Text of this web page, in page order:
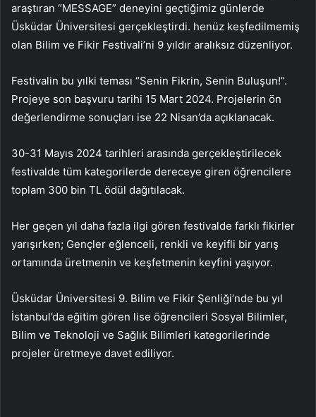
araştıran “MESSAGE” deneyini geçtiğimiz günlerde
Üsküdar Üniversitesi gerçekleştirdi. henüz keşfedilmemiş
olan Bilim ve Fikir Festivali’ni 9 yıldır aralıksız düzenliyor.
Festivalin bu yılki teması “Senin Fikrin, Senin Buluşun!”.
Projeye son başvuru tarihi 15 Mart 2024. Projelerin ön
değerlendirme sonuçları ise 22 Nisan’da açıklanacak.
30-31 Mayıs 2024 tarihleri ​​arasında gerçekleştirilecek
festivalde tüm kategorilerde dereceye giren öğrencilere
toplam 300 bin TL ödül dağıtılacak.
Her geçen yıl daha fazla ilgi gören festivalde farklı fikirler
yarışırken; Gençler eğlenceli, renkli ve keyifli bir yarış
ortamında üretmenin ve keşfetmenin keyfini yaşıyor.
Üsküdar Üniversitesi 9. Bilim ve Fikir Şenliği’nde bu yıl
İstanbul’da eğitim gören lise öğrencileri Sosyal Bilimler,
Bilim ve Teknoloji ve Sağlık Bilimleri kategorilerinde
projeler üretmeye davet ediliyor.